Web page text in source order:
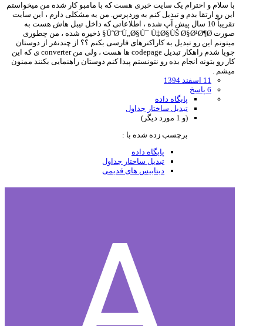
با سلام و احترام یک سایت خبری هست که با مامبو کار شده من میخواستم
این رو ارتقا بدم و تبدیل کنم به وردپرس. من یه مشکلی دارم ، این سایت
تقریباً 10 سال پیش آپ شده ، اطلاعاتی که داخل تیبل هاش هست به
صورت ÙˆØ¨Ù„Ø§Ú¯ Ù‡Ø§ÙŠ Ø§Ø¹Ø¶Ø§ ذخیره شده ، من چطوری
میتونم این رو تبدیل به کاراکترهای فارسی بکنم ؟؟ از چندنفر از دوستان
جویا شدم راهکار تبدیل codepage ها هست ، ولی من converter ی که این
کار رو بتونه انجام بده رو نتونستم پیدا کنم دوستان راهنمایی بکنند ممنون
میشم .
11 اسفند 1394
6 پاسخ
پایگاه داده
تبدیل ساختار جداول
(و 1 مورد دیگر)
برچسب زده شده با :
پایگاه داده
تبدیل ساختار جداول
دیتابیس های قدیمی